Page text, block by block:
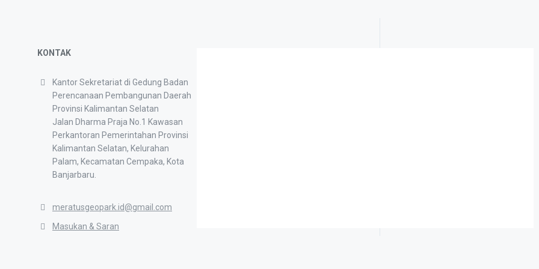
KONTAK
Kantor Sekretariat di Gedung Badan
Perencanaan Pembangunan Daerah
Provinsi Kalimantan Selatan
Jalan Dharma Praja No.1 Kawasan
Perkantoran Pemerintahan Provinsi
Kalimantan Selatan, Kelurahan
Palam, Kecamatan Cempaka, Kota
Banjarbaru.
meratusgeopark.id@gmail.com
Masukan & Saran